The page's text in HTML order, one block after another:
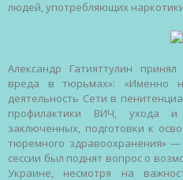
людей, употребляющих
Александр Гатияттулин
вреда в тюрьмах»: «Именно
деятельность Сети в
профилактики ВИЧ, ухода и
заключенных, подготовки к
тюремного здравоохранения»
сессии был поднят вопрос о
Украине, несмотря на